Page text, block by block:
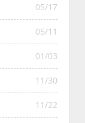
05/17
05/11
01/03
11/30
11/22